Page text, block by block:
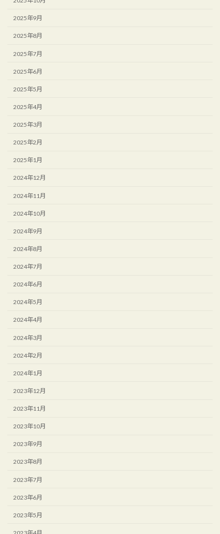
2025年9月
2025年8月
2025年7月
2025年6月
2025年5月
2025年4月
2025年3月
2025年2月
2025年1月
2024年12月
2024年11月
2024年10月
2024年9月
2024年8月
2024年7月
2024年6月
2024年5月
2024年4月
2024年3月
2024年2月
2024年1月
2023年12月
2023年11月
2023年10月
2023年9月
2023年8月
2023年7月
2023年6月
2023年5月